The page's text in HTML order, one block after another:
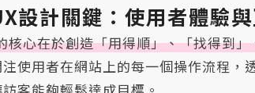
設計關鍵：使用者體驗
核心在於創造「用得順」、「找得到
使用者在網站上的每一個操作流程，